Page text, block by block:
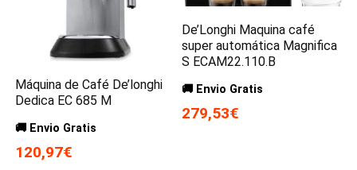
Máquina de Café De’longhi
Dedica EC 685 M
🚚 Envio Gratis
120,97€
De’Longhi Maquina café
super automática Magnifica
S ECAM22.110.B
🚚 Envio Gratis
279,53€